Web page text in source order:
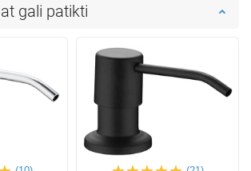
gali patikti